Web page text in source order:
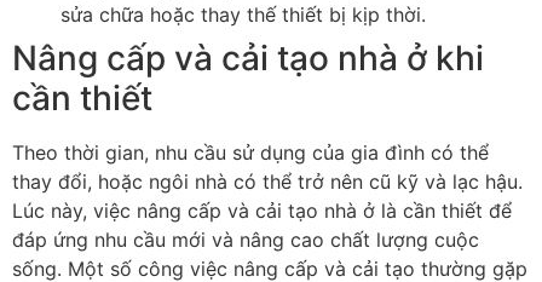
sửa chữa hoặc thay thế thiết bị kịp thời.
Nâng cấp và cải tạo nhà ở khi
cần thiết
Theo thời gian, nhu cầu sử dụng của gia đình có thể
thay đổi, hoặc ngôi nhà có thể trở nên cũ kỹ và lạc hậu.
Lúc này, việc nâng cấp và cải tạo nhà ở là cần thiết để
đáp ứng nhu cầu mới và nâng cao chất lượng cuộc
sống. Một số công việc nâng cấp và cải tạo thường gặp